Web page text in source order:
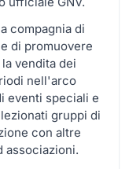
compagnia di
di promuovere
vendita dei
nell'arco
eventi speciali e
gruppi di
con altre
associazioni.